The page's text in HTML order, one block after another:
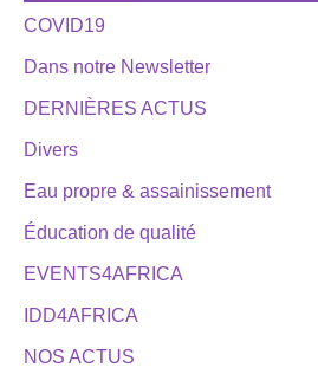
COVID19
Dans notre Newsletter
DERNIÈRES ACTUS
Divers
Eau propre & assainissement
Éducation de qualité
EVENTS4AFRICA
IDD4AFRICA
NOS ACTUS